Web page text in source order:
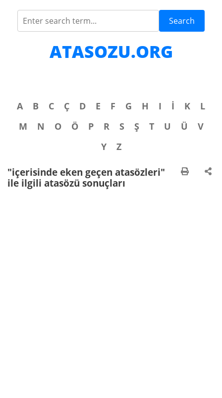
Search
ATASOZU.ORG
A B C Ç D E F G H I İ K
L
M
N O Ö P R S Ş T U Ü
V
Y
Z
"içerisinde eken geçen atasözleri"
ile ilgili atasözü sonuçları